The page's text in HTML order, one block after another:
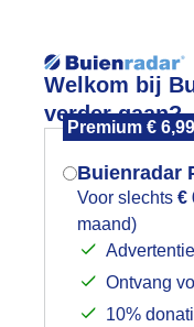
Welkom bij
verder gaan?
Premium €
Buienradar
Voor slechts €
maand)
Ontvang
10%
Foto en
bij de
Mogen we